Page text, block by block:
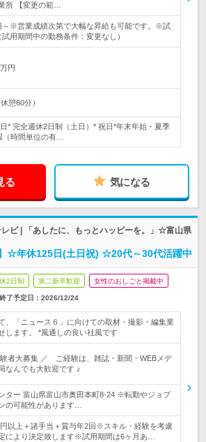
所 【変更の範…
～※営業成績次第で大幅な昇給も可能です。※試
用期間中の勤務条件：変更なし）
円
憩60分）
* 完全週休2日制（土日）* 祝日*年末年始・夏季
（時間単位の有…
る 気になる
ビ | 「あしたに、もっとハッピーを。」☆富山県
☆年休125日(土日祝) ☆20代～30代活躍中
2日制 第二新卒歓迎 女性のおしごと掲載中
終了予定日： 2026/12/24
、「ニュース６」に向けての取材・撮影・編集業
します。 *風通しの良い社風です
者大募集 ／ ご経験は、雑誌・新聞・WEBメデ
なんでも大歓迎です ♪
ター 富山県富山市奥田本町8-24 ※転勤やジョブ
の可能性があります…
円以上＋諸手当＋賞与年2回※スキル・経験を考慮
により決定致します※試用期間は6ヶ月あ…